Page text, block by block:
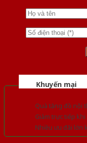
Khuyến mại
Quà tặng đồ nội
Giảm trực tiếp
Nhiều ưu đãi lớn